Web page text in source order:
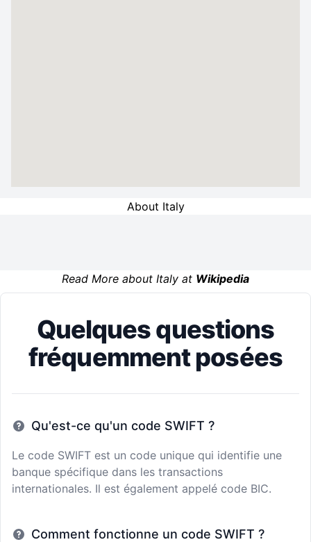
About Italy
Read More about Italy at Wikipedia
Quelques questions
fréquemment posées
Qu'est-ce qu'un code SWIFT ?
Le code SWIFT est un code unique qui identifie une
banque spécifique dans les transactions
internationales. Il est également appelé code BIC.
Comment fonctionne un code SWIFT ?